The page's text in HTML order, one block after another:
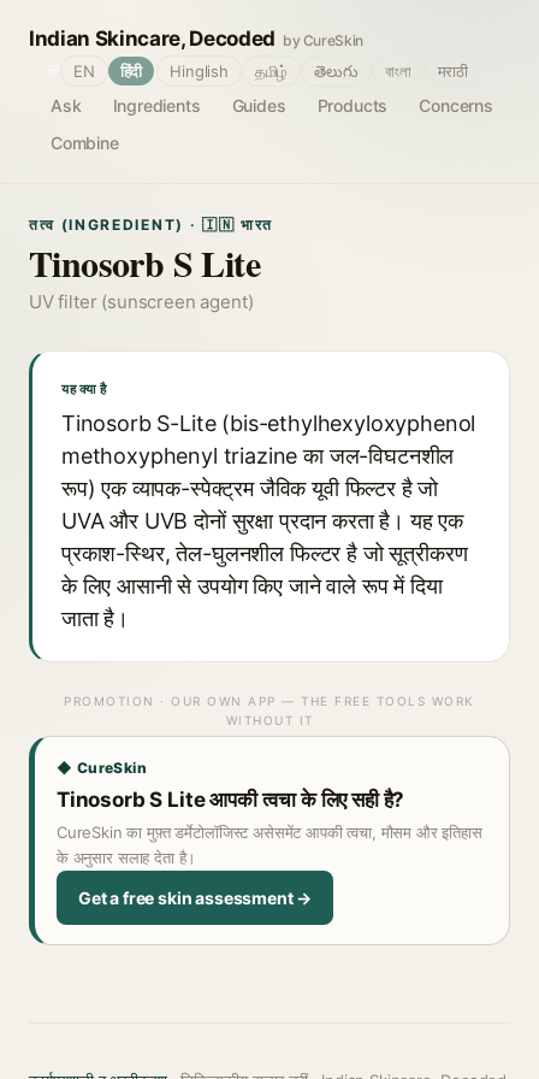
Indian Skincare, Decoded by CureSkin
Ask Ingredients Guides Products
Concerns
Combine
EN हिंदी Hinglish தமிழ் తెలుగు বাংলা मराठी
तत्व (INGREDIENT) · 🇮🇳 भारत
Tinosorb S Lite
UV filter (sunscreen agent)
यह क्या है
Tinosorb S-Lite (bis-ethylhexyloxyphenol
methoxyphenyl triazine का जल-विघटनशील
रूप) एक व्यापक-स्पेक्ट्रम जैविक यूवी फिल्टर है जो
UVA और UVB दोनों सुरक्षा प्रदान करता है। यह एक
प्रकाश-स्थिर, तेल-घुलनशील फिल्टर है जो सूत्रीकरण
के लिए आसानी से उपयोग किए जाने वाले रूप में दिया
जाता है।
PROMOTION · OUR OWN APP — THE FREE TOOLS WORK
WITHOUT IT
◆ CureSkin
Tinosorb S Lite आपकी त्वचा के लिए सही है?
CureSkin का मुफ़्त डर्मेटोलॉजिस्ट असेसमेंट आपकी त्वचा, मौसम और इतिहास
के अनुसार सलाह देता है।
Get a free skin assessment →